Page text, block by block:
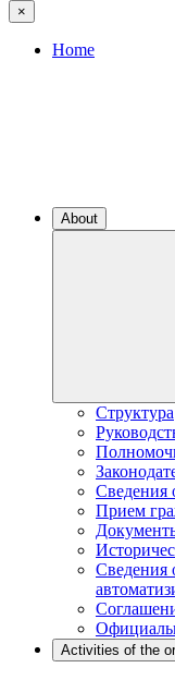
×
Home
About
Структура
Сведения
Прием
Сведения
Activities of the